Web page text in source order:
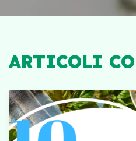
ARTICOLI